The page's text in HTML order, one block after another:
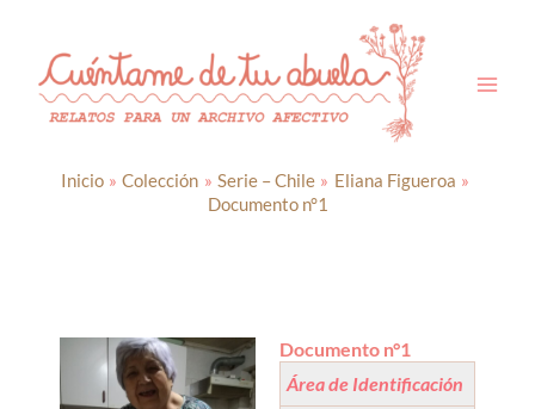
contenido
Inicio Colección Serie – Chile
Eliana Figueroa
Documento n°1
Documento n°1
Área de Identificación